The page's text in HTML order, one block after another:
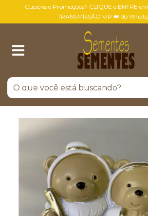
Cupons e Promoções? CLIQUE e ENTRE
TRANSMISSÃO VIP 👑 do